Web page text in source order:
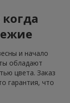
и начало
обладают
цвета. Заказ
гарантия, что